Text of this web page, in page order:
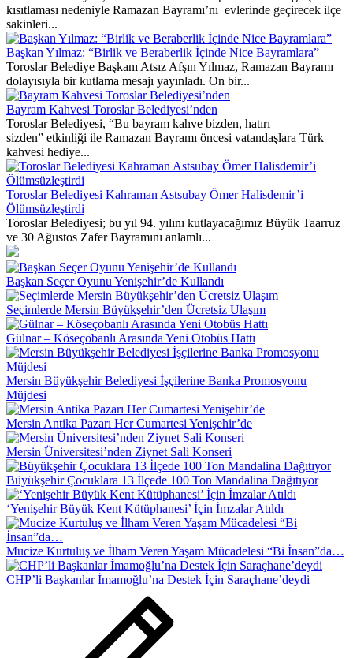
kısıtlaması nedeniyle Ramazan Bayramı’nı evlerinde geçirecek ilçe
sakinleri...
Başkan Yılmaz: “Birlik ve Beraberlik İçinde Nice Bayramlara”
Toroslar Belediye Başkanı Atsız Afşın Yılmaz, Ramazan Bayramı
dolayısıyla bir kutlama mesajı yayınladı. On bir...
Bayram Kahvesi Toroslar Belediyesi’nden
Toroslar Belediyesi, “Bu bayram kahve bizden, hatırı
sizden” etkinliği ile Ramazan Bayramı öncesi vatandaşlara Türk
kahvesi hediye...
Toroslar Belediyesi Kahraman Astsubay Ömer Halisdemir’i
Ölümsüzleştirdi
Toroslar Belediyesi; bu yıl 94. yılını kutlayacağımız Büyük Taarruz
ve 30 Ağustos Zafer Bayramını anlamlı...
Başkan Seçer Oyunu Yenişehir’de Kullandı
Seçimlerde Mersin Büyükşehir’den Ücretsiz Ulaşım
Gülnar – Köseçobanlı Arasında Yeni Otobüs Hattı
Mersin Büyükşehir Belediyesi İşçilerine Banka Promosyonu
Müjdesi
Mersin Antika Pazarı Her Cumartesi Yenişehir’de
Mersin Üniversitesi’nden Ziynet Sali Konseri
Büyükşehir Çocuklara 13 İlçede 100 Ton Mandalina Dağıtıyor
‘Yenişehir Büyük Kent Kütüphanesi’ İçin İmzalar Atıldı
Mucize Kurtuluş ve İlham Veren Yaşam Mücadelesi “Bi İnsan”da…
CHP’li Başkanlar İmamoğlu’na Destek İçin Saraçhane’deydi